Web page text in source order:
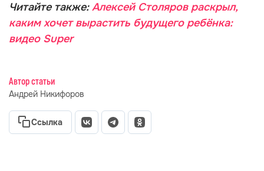
Читайте также:Алексей Столяров раскрыл,
каким хочет вырастить будущего ребёнка:
видео Super
Автор статьи
Андрей Никифоров
Ссылка